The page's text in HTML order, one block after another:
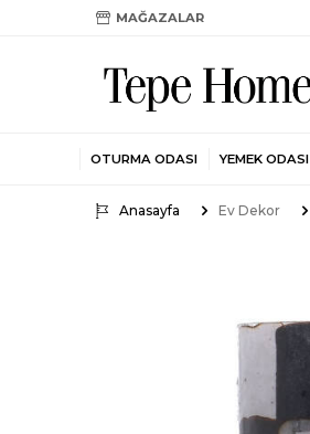
MAĞAZALAR
OTURMA ODASI YEMEK ODASI
Anasayfa Ev Dekor